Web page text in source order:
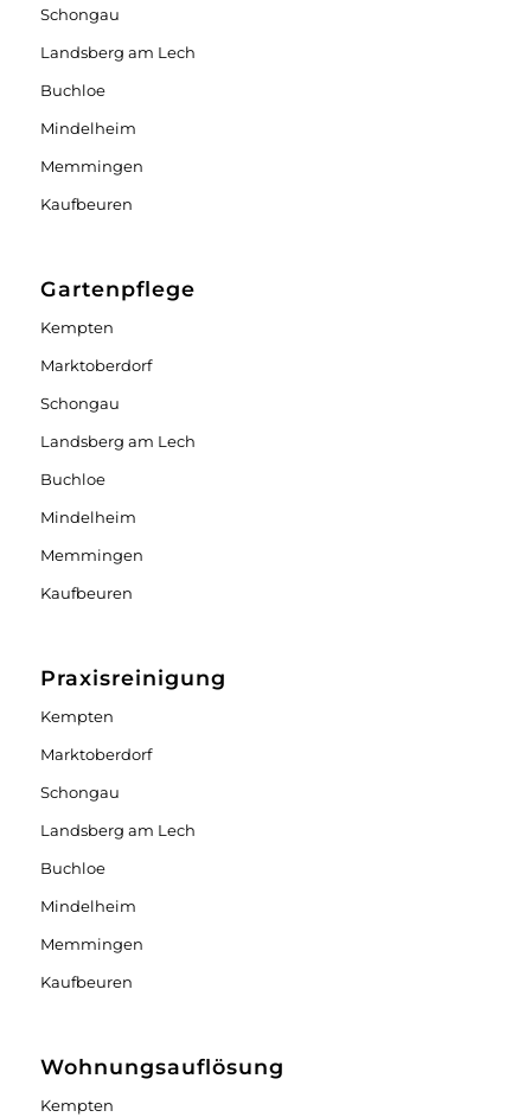
Schongau
Landsberg am Lech
Buchloe
Mindelheim
Memmingen
Kaufbeuren
Gartenpflege
Kempten
Marktoberdorf
Schongau
Landsberg am Lech
Buchloe
Mindelheim
Memmingen
Kaufbeuren
Praxisreinigung
Kempten
Marktoberdorf
Schongau
Landsberg am Lech
Buchloe
Mindelheim
Memmingen
Kaufbeuren
Wohnungsauflösung
Kempten